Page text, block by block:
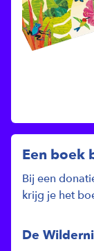
Een boek
Bij een
krijg je het
De